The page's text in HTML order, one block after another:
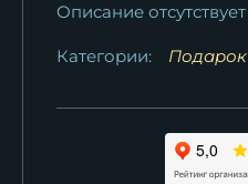
Описание отсутствует
Категории: Подарок